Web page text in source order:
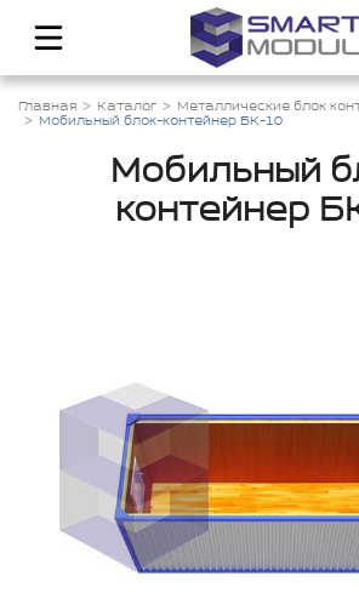
Главная Каталог
Металлические блок
Мобильный блок-контейнер БК-10
Мобильный
контейнер